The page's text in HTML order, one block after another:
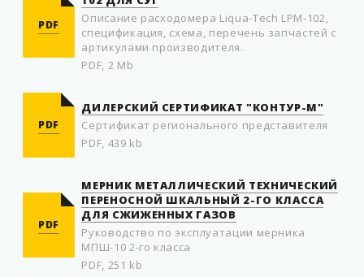
PDF
Описание расходомера Liqua-Tech LPM-102,
спецификация, схема, перечень запчастей с
артикулами производителя.
PDF, 2 Mb
PDF
ДИЛЕРСКИЙ СЕРТИФИКАТ "КОНТУР-М"
Сертификат регионального представителя
PDF, 439 kb
PDF
МЕРНИК МЕТАЛЛИЧЕСКИЙ ТЕХНИЧЕСКИЙ
ПЕРЕНОСНОЙ ШКАЛЬНЫЙ 2-ГО КЛАССА
ДЛЯ СЖИЖЕННЫХ ГАЗОВ
Руководство по эксплуатации мерника
МПШ-10 2-го класса
PDF, 251 kb